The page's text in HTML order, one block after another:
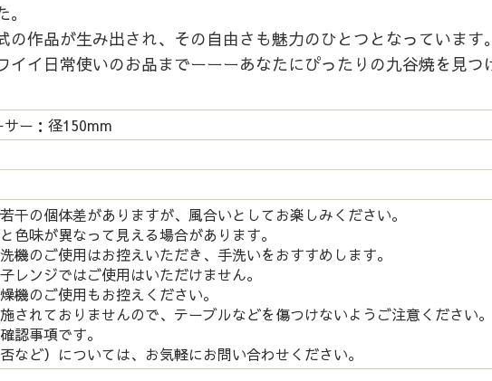
作品が生み出され、その自由さも魅力のひとつとなっています。
イ日常使いのお品までーーーあなたにぴったりの九谷焼を見つ
ー：径150mm
干の個体差がありますが、風合いとしてお楽しみください。
色味が異なって見える場合があります。
機のご使用はお控えいただき、手洗いをおすすめします。
レンジではご使用はいただけません。
機のご使用もお控えください。
されておりませんので、テーブルなどを傷つけないようご注意ください。
事項です。
ど）については、お気軽にお問い合わせください。